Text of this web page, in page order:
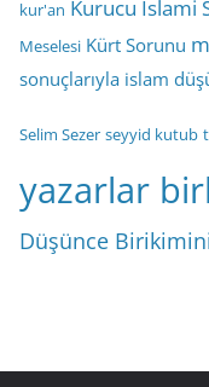
kur'an Kurucu İslami
Meselesi Kürt Sorunu
sonuçlarıyla islam
Selim Sezer seyyid kutub
yazarlar
Düşünce